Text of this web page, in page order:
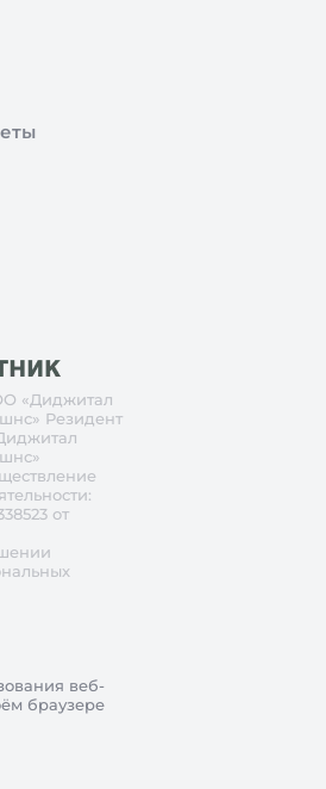
«Диджитал
Резидент
от
веб-
браузере